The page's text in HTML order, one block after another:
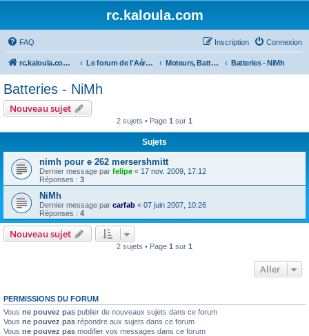
rc.kaloula.com
FAQ Connexion
Inscription
rc.kaloula.com Aéromodélisme Le forum de l'Aéromodélisme Moteurs, Batteries et Chargeurs Batteries - NiMh
Batteries - NiMh
Nouveau sujet
2 sujets • Page 1 sur 1
Sujets
nimh pour e 262 mersershmitt
Dernier message par felipe « 17 nov. 2009, 17:12
Réponses : 3
NiMh
Dernier message par carfab « 07 juin 2007, 10:26
Réponses : 4
Nouveau sujet
2 sujets • Page 1 sur 1
Aller
PERMISSIONS DU FORUM
Vous ne pouvez pas publier de nouveaux sujets dans ce forum
Vous ne pouvez pas répondre aux sujets dans ce forum
Vous ne pouvez pas modifier vos messages dans ce forum